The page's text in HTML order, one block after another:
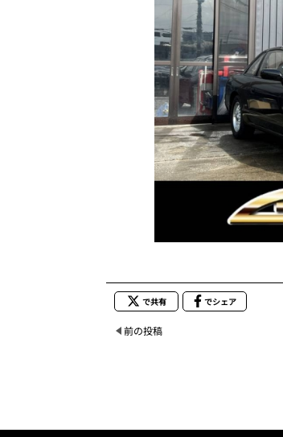
で共有 でシェア
前の投稿